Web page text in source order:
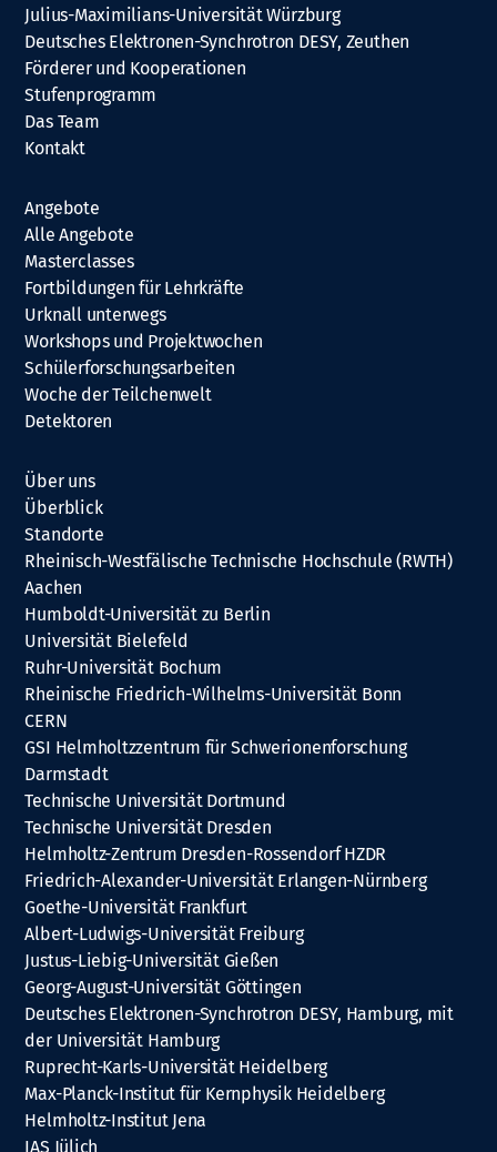
Julius-Maximilians-Universität Würzburg
Deutsches Elektronen-Synchrotron DESY, Zeuthen
Förderer und Kooperationen
Stufenprogramm
Das Team
Kontakt
Angebote
Alle Angebote
Masterclasses
Fortbildungen für Lehrkräfte
Urknall unterwegs
Workshops und Projektwochen
Schülerforschungsarbeiten
Woche der Teilchenwelt
Detektoren
Über uns
Überblick
Standorte
Rheinisch-Westfälische Technische Hochschule (RWTH)
Aachen
Humboldt-Universität zu Berlin
Universität Bielefeld
Ruhr-Universität Bochum
Rheinische Friedrich-Wilhelms-Universität Bonn
CERN
GSI Helmholtzzentrum für Schwerionenforschung
Darmstadt
Technische Universität Dortmund
Technische Universität Dresden
Helmholtz-Zentrum Dresden-Rossendorf HZDR
Friedrich-Alexander-Universität Erlangen-Nürnberg
Goethe-Universität Frankfurt
Albert-Ludwigs-Universität Freiburg
Justus-Liebig-Universität Gießen
Georg-August-Universität Göttingen
Deutsches Elektronen-Synchrotron DESY, Hamburg, mit
der Universität Hamburg
Ruprecht-Karls-Universität Heidelberg
Max-Planck-Institut für Kernphysik Heidelberg
Helmholtz-Institut Jena
IAS Jülich